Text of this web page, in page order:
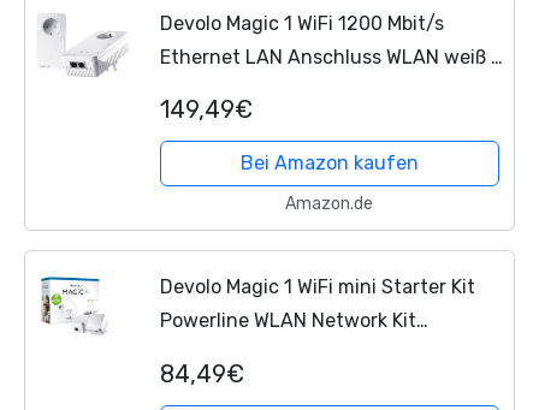
Devolo Magic 1 WiFi 1200 Mbit/s
Ethernet LAN Anschluss WLAN weiß 2
149,49€
Bei Amazon kaufen
Amazon.de
Devolo Magic 1 WiFi mini Starter Kit
Powerline WLAN Network Kit
84,49€